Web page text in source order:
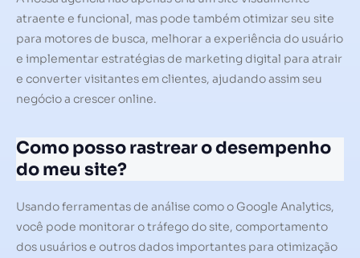
atraente e funcional, mas pode também otimizar seu site
para motores de busca, melhorar a experiência do usuário
e implementar estratégias de marketing digital para atrair
e converter visitantes em clientes, ajudando assim seu
negócio a crescer online.
Como posso rastrear o desempenho
do meu site?
Usando ferramentas de análise como o Google Analytics,
você pode monitorar o tráfego do site, comportamento
dos usuários e outros dados importantes para otimização